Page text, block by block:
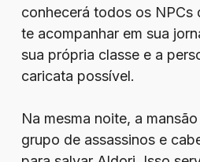
conhecerá todos os NPCs
te acompanhar em sua
sua própria classe e a
caricata possível.
Na mesma noite, a
grupo de assassinos e